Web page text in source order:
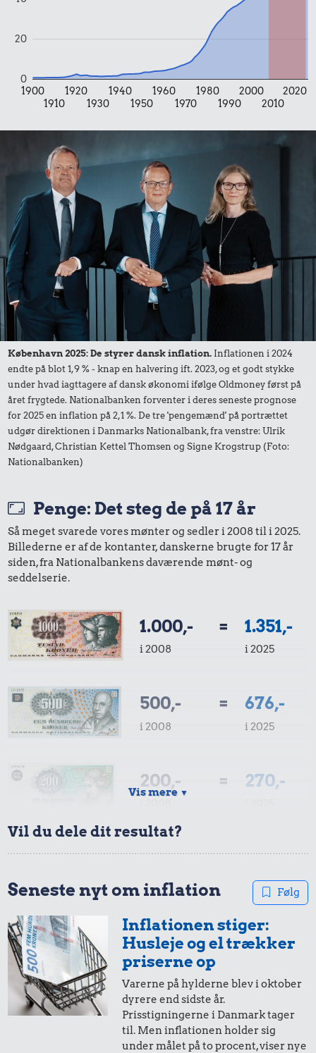
20 kr.
1 liter mælk
1,00 kr.
Tyggegummi
46 kr.
Samlet pris i 2025
Udvalgte varer fra danskernes indkøbskurv gennem tiderne.
Priser i nutidskroner er estimeret af Oldmoney. Priser i
datidskroner er på baggrund af forbrugerprisindekset fra
Danmarks Statistik.
1900
1910
1920
1930
1940
1950
1960
1970
1980
1990
2000
2010
2020
0
20
København 2025: De styrer dansk inflation. Inflationen i 2024
endte på blot 1,9 % - knap en halvering ift. 2023, og et godt stykke
under hvad iagttagere af dansk økonomi ifølge Oldmoney først på
året frygtede. Nationalbanken forventer i deres seneste prognose
for 2025 en inflation på 2,1 %. De tre 'pengemænd' på portrættet
udgør direktionen i Danmarks Nationalbank, fra venstre: Ulrik
Nødgaard, Christian Kettel Thomsen og Signe Krogstrup (Foto:
Nationalbanken)
Penge: Det steg de på 17 år
Så meget svarede vores mønter og sedler i 2008 til i 2025.
Billederne er af de kontanter, danskerne brugte for 17 år
siden, fra Nationalbankens daværende mønt- og
seddelserie.
1.000,-
i 2008
= 1.351,-
i 2025
500,-
i 2008
= 676,-
i 2025
200,- = 270,-
100,-
i 2008
= 135,-
i 2025
50,-
i 2008
= 68,-
20,-
i 2008
= 27,-
i 2025
Vis mere ▼
Vil du dele dit resultat?
Seneste nyt om inflation Følg
Inflationen stiger:
Husleje og el trækker
priserne op
Varerne på hylderne blev i oktober
dyrere end sidste år.
Prisstigningerne i Danmark tager
til. Men inflationen holder sig
under målet på to procent, viser nye